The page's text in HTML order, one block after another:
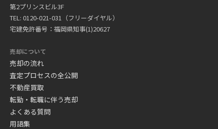
第2プリンスビル3F
TEL: 0120-021-031（フリーダイヤル）
宅建免許番号：福岡県知事(1)20627
売却について
売却の流れ
査定プロセスの全公開
不動産買取
転勤・転職に伴う売却
よくある質問
用語集